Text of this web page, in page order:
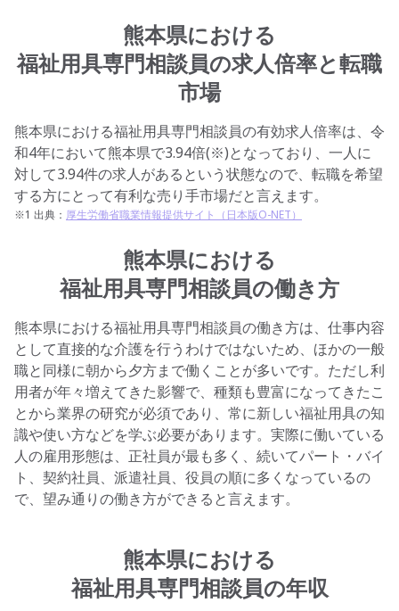
熊本県における
福祉用具専門相談員の求人倍率と転職
市場
熊本県における福祉用具専門相談員の有効求人倍率は、令
和4年において熊本県で3.94倍(※)となっており、一人に
対して3.94件の求人があるという状態なので、転職を希望
する方にとって有利な売り手市場だと言えます。
※1 出典： 厚生労働省職業情報提供サイト（日本版O-NET）
熊本県における
福祉用具専門相談員の働き方
熊本県における福祉用具専門相談員の働き方は、仕事内容
として直接的な介護を行うわけではないため、ほかの一般
職と同様に朝から夕方まで働くことが多いです。ただし利
用者が年々増えてきた影響で、種類も豊富になってきたこ
とから業界の研究が必須であり、常に新しい福祉用具の知
識や使い方などを学ぶ必要があります。実際に働いている
人の雇用形態は、正社員が最も多く、続いてパート・バイ
ト、契約社員、派遣社員、役員の順に多くなっているの
で、望み通りの働き方ができると言えます。
熊本県における
福祉用具専門相談員の年収